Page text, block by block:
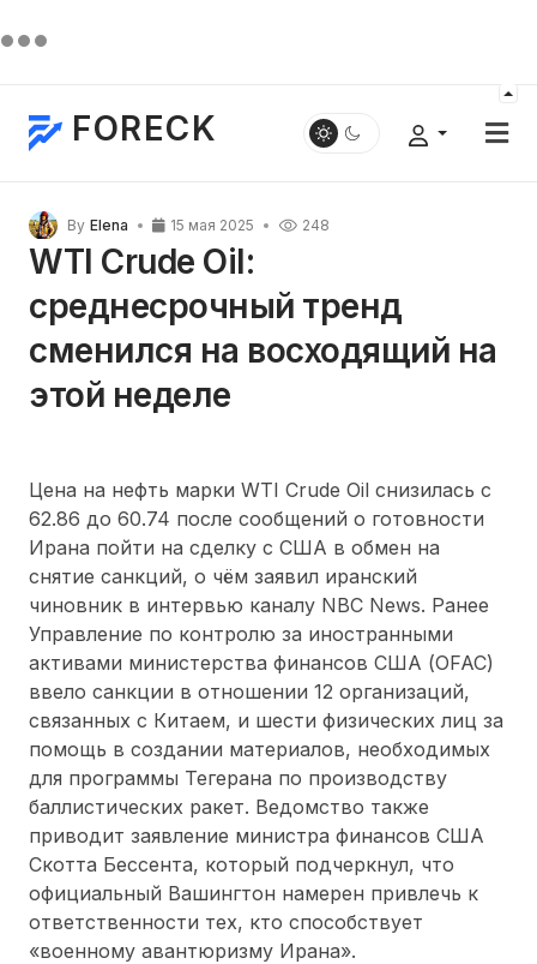
FORECK
By Elena 15 мая 2025 248
WTI Crude Oil:
среднесрочный тренд
сменился на восходящий на
этой неделе
Цена на нефть марки WTI Crude Oil снизилась с
62.86 до 60.74 после сообщений о готовности
Ирана пойти на сделку с США в обмен на
снятие санкций, о чём заявил иранский
чиновник в интервью каналу NBC News. Ранее
Управление по контролю за иностранными
активами министерства финансов США (OFAC)
ввело санкции в отношении 12 организаций,
связанных с Китаем, и шести физических лиц за
помощь в создании материалов, необходимых
для программы Тегерана по производству
баллистических ракет. Ведомство также
приводит заявление министра финансов США
Скотта Бессента, который подчеркнул, что
официальный Вашингтон намерен привлечь к
ответственности тех, кто способствует
«военному авантюризму Ирана».